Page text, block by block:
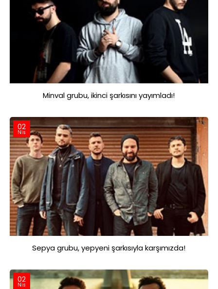
Minval grubu, ikinci şarkısını yayımladı!
02
Nis
Sepya grubu, yepyeni şarkısıyla karşımızda!
02
Nis